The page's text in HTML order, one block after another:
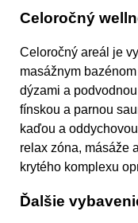
Celoročný
Celoročný areál je
masážnym
dýzami a
fínskou a parnou
kaďou a
relax zóna, másáže
krytého komplexu
Ďalšie